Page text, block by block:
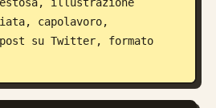
capolavoro,
post su Twitter, formato